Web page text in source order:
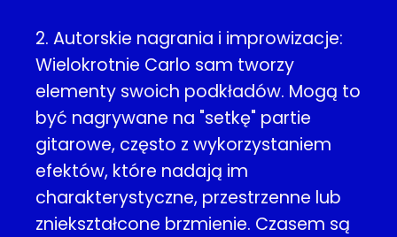
2. Autorskie nagrania i improwizacje:
Wielokrotnie Carlo sam tworzy
elementy swoich podkładów. Mogą to
być nagrywane na "setkę" partie
gitarowe, często z wykorzystaniem
efektów, które nadają im
charakterystyczne, przestrzenne lub
zniekształcone brzmienie. Czasem są